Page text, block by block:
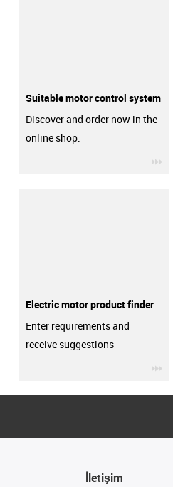
Suitable motor control system
Discover and order now in the
online shop.
Electric motor product finder
Enter requirements and
receive suggestions
İletişim